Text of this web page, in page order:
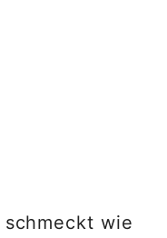
schmeckt wie